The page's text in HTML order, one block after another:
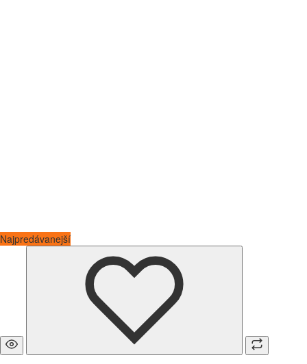
Najpredávanejší